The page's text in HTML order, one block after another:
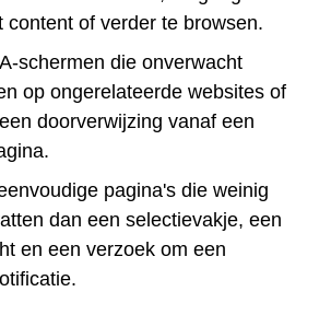
content of verder te browsen.
schermen die onverwacht
op ongerelateerde websites of
doorverwijzing vanaf een
pagina's die weinig
dan een selectievakje, een
en een verzoek om een